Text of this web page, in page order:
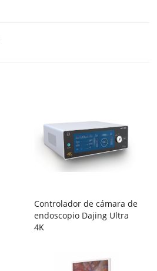
Controlador de cámara de
endoscopio Dajing Ultra
4K